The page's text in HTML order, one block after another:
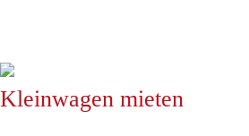
Kleinwagen mieten